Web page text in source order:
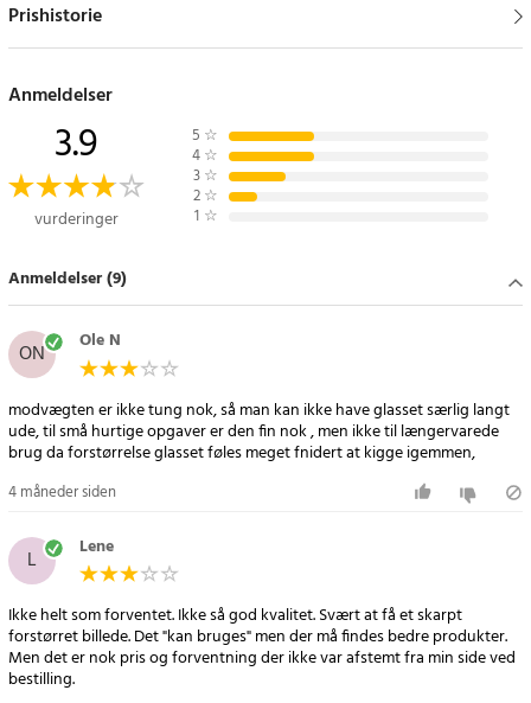
Fleksibilitet og holdbarhed i fokus
Lupens justerbare arm giver fleksibilitet til at positionere linsen
præcist, hvilket gør den ideel til arbejdsstationer, hvor præcision
er nødvendig. Dens stabile design forhindrer wobbling og sikrer
nøjagtig fokusering under alle opgaver.
Specifikation
Effektiv objektivdiameter: 250x145 mm
Article number:111362
Prishistorie
Anmeldelser
3.9
vurderinger
5 ☆
4 ☆
3 ☆
2 ☆
1 ☆
Anmeldelser (9)
ON Ole N
modvægten er ikke tung nok, så man kan ikke have glasset særlig langt
ude, til små hurtige opgaver er den fin nok , men ikke til længervarede
brug da forstørrelse glasset føles meget fnidert at kigge igemmen,
4 måneder siden
L Lene
Ikke helt som forventet. Ikke så god kvalitet. Svært at få et skarpt
forstørret billede. Det "kan bruges" men der må findes bedre produkter.
Men det er nok pris og forventning der ikke var afstemt fra min side ved
bestilling.